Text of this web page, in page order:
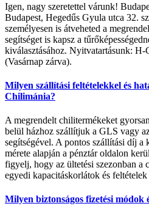
Igen, nagy szeretettel várunk!
Budapest, Hegedűs Gyula utca 32.
személyesen is átveheted a
segítséget is kapsz a
kiválasztásához. Nyitvatartásunk: H-
(Vasárnap zárva).
Milyen szállítási feltételekkel és
Chilimánia?
A megrendelt chilitermékeket
belül házhoz szállítjuk a GLS vagy
segítségével. A pontos szállítási díj a
mérete alapján a pénztár oldalon
figyelj, hogy az ültetési szezonban a
egyedi kapacitáskorlátok és
Milyen biztonságos fizetési módok